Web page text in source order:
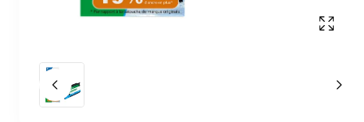
Slide précédent